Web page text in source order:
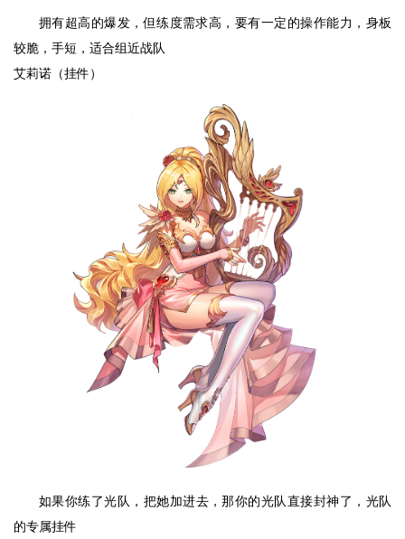
拥有超高的爆发，但练度需求高，要有一定的操作能力，身板
较脆，手短，适合组近战队
艾莉诺（挂件）
如果你练了光队，把她加进去，那你的光队直接封神了，光队
的专属挂件